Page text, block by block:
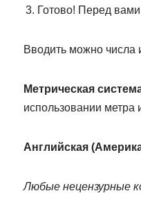
Готово! Перед
Вводить можно числа
Метрическая
использовании метра
Английская
Любые нецензурные